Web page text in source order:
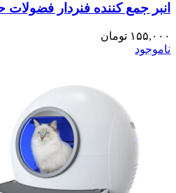
انبر جمع کننده فنردار فضولات
۱۵۵,۰۰۰ تومان
ناموجود